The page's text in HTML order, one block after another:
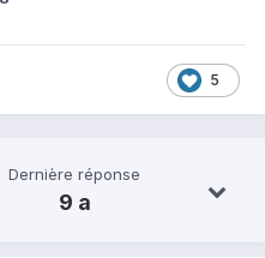
5
Dernière réponse
9 a